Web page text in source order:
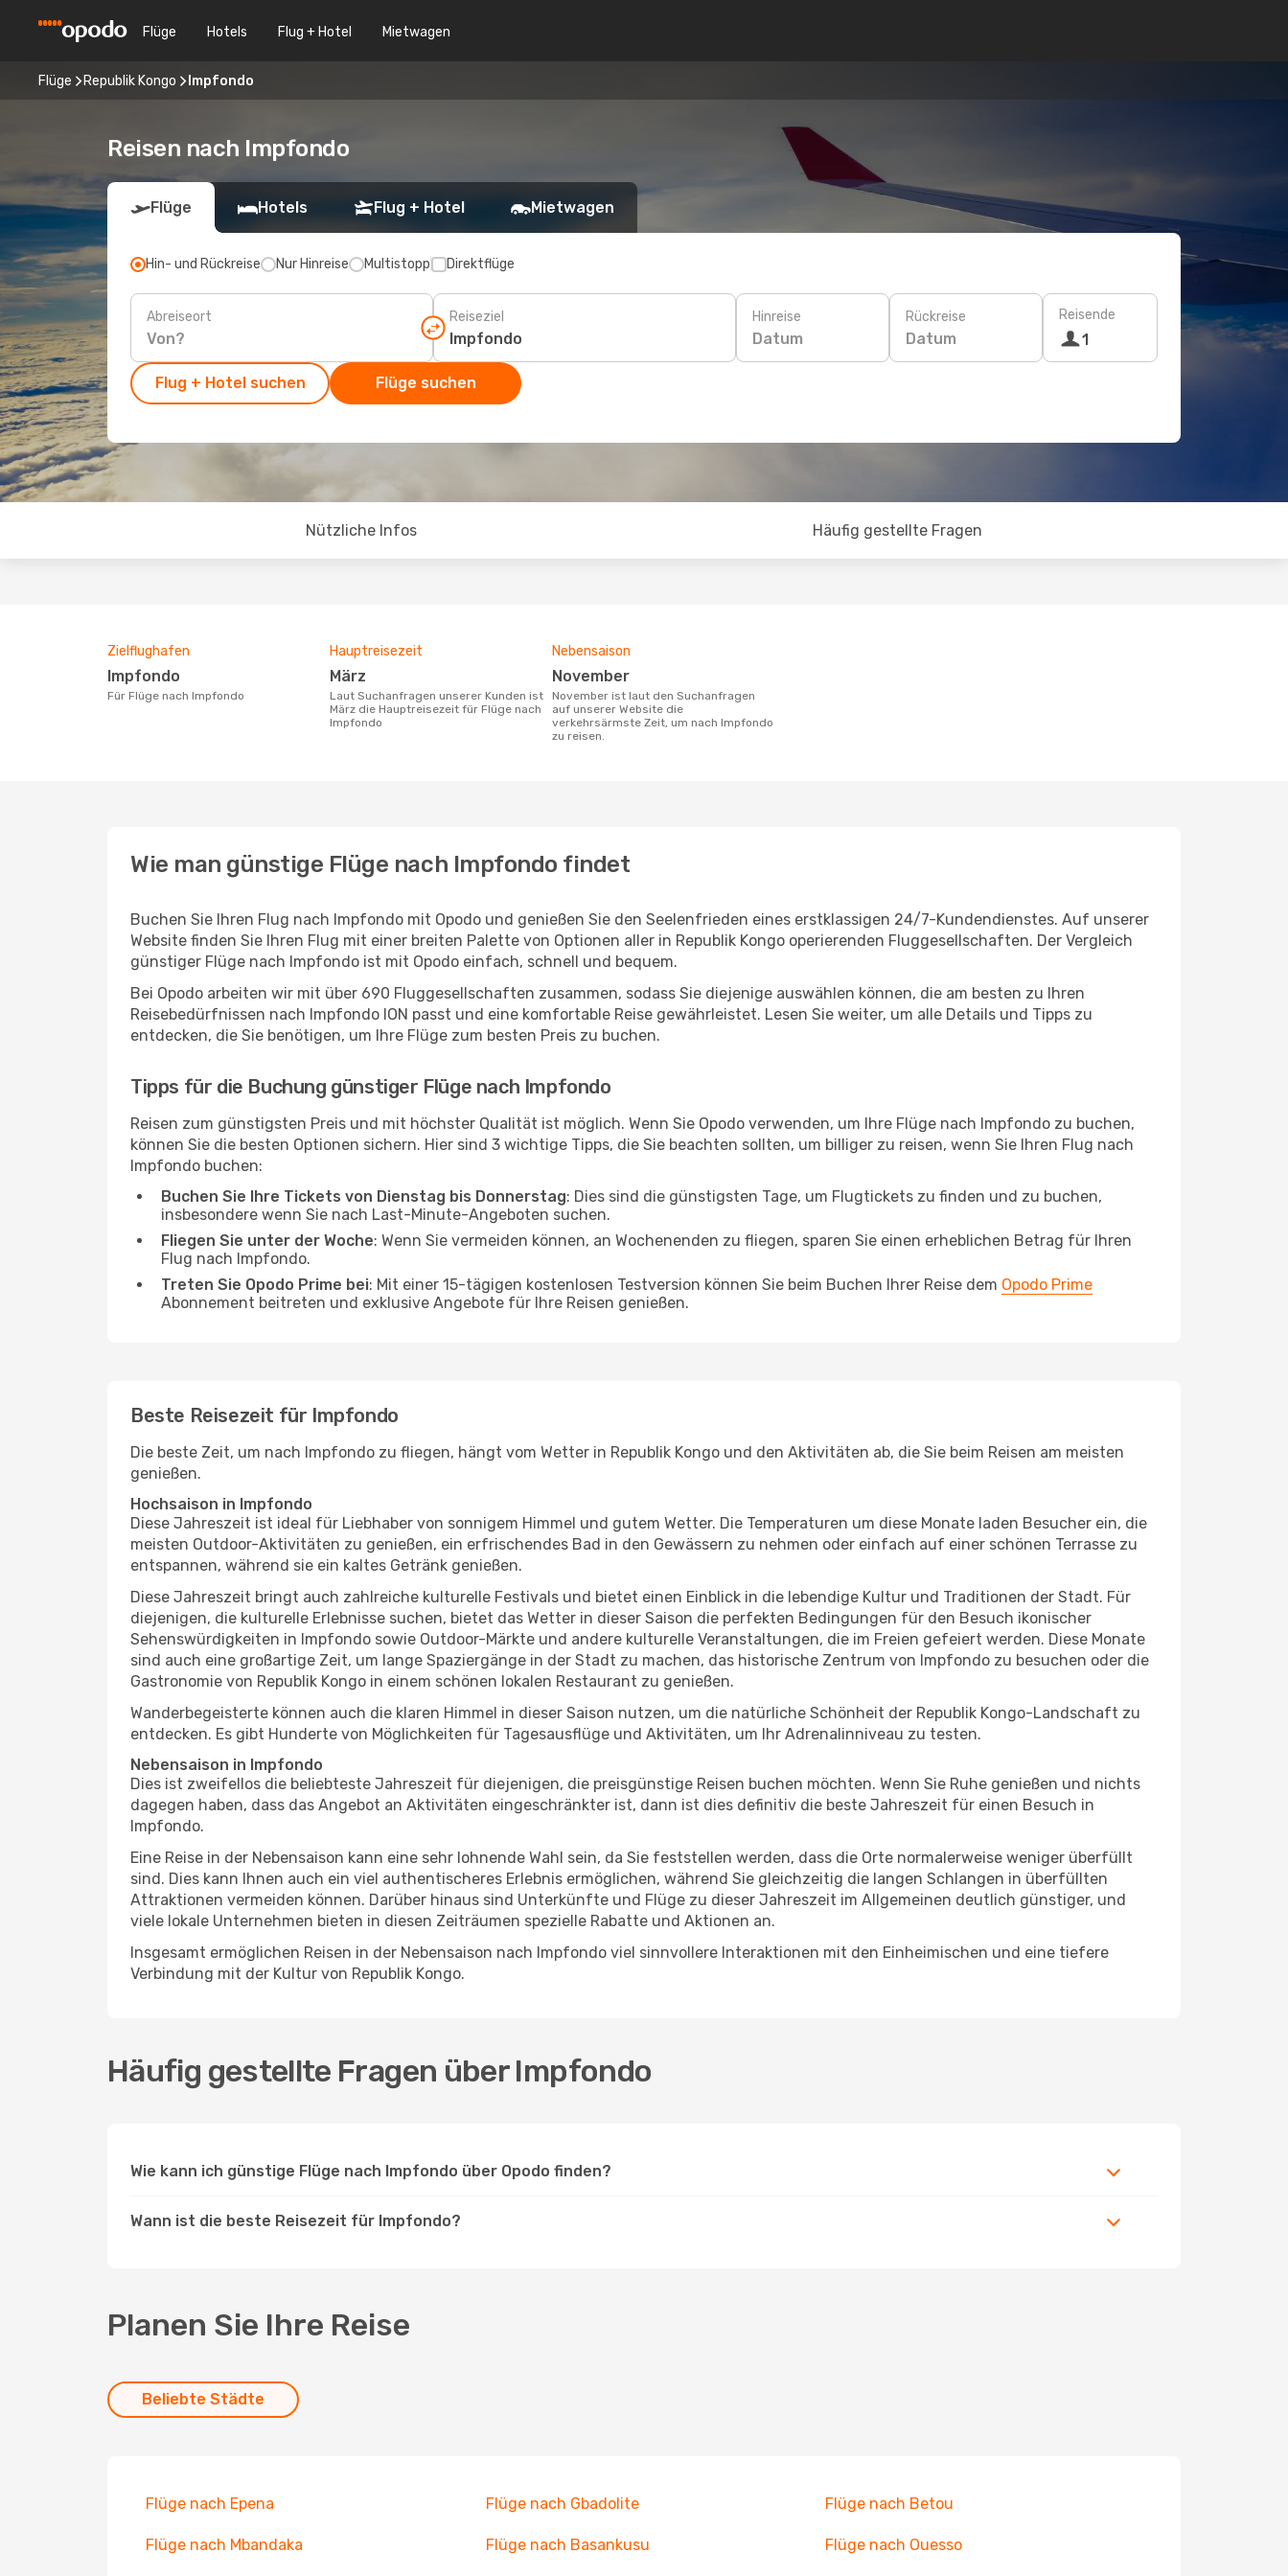
Flüge Hotels Flug + Hotel Mietwagen
Flüge Republik Kongo Impfondo
Reisen nach Impfondo
Flüge Hotels Flug + Hotel Mietwagen
Hin- und Rückreise Nur Hinreise Multistopp Direktflüge
Abreiseort Reiseziel Hinreise
Datum
Rückreise
Datum
Reisende
1
Flug + Hotel suchen Flüge suchen
Nützliche Infos Häufig gestellte Fragen
Zielflughafen
Impfondo
Für Flüge nach Impfondo
Hauptreisezeit
März
Laut Suchanfragen unserer Kunden ist
März die Hauptreisezeit für Flüge nach
Impfondo
Nebensaison
November
November ist laut den Suchanfragen
auf unserer Website die
verkehrsärmste Zeit, um nach Impfondo
zu reisen.
Wie man günstige Flüge nach Impfondo findet
Buchen Sie Ihren Flug nach Impfondo mit Opodo und genießen Sie den Seelenfrieden eines erstklassigen 24/7-Kundendienstes. Auf unserer
Website finden Sie Ihren Flug mit einer breiten Palette von Optionen aller in Republik Kongo operierenden Fluggesellschaften. Der Vergleich
günstiger Flüge nach Impfondo ist mit Opodo einfach, schnell und bequem.
Bei Opodo arbeiten wir mit über 690 Fluggesellschaften zusammen, sodass Sie diejenige auswählen können, die am besten zu Ihren
Reisebedürfnissen nach Impfondo ION passt und eine komfortable Reise gewährleistet. Lesen Sie weiter, um alle Details und Tipps zu
entdecken, die Sie benötigen, um Ihre Flüge zum besten Preis zu buchen.
Tipps für die Buchung günstiger Flüge nach Impfondo
Reisen zum günstigsten Preis und mit höchster Qualität ist möglich. Wenn Sie Opodo verwenden, um Ihre Flüge nach Impfondo zu buchen,
können Sie die besten Optionen sichern. Hier sind 3 wichtige Tipps, die Sie beachten sollten, um billiger zu reisen, wenn Sie Ihren Flug nach
Impfondo buchen:
Buchen Sie Ihre Tickets von Dienstag bis Donnerstag: Dies sind die günstigsten Tage, um Flugtickets zu finden und zu buchen,
insbesondere wenn Sie nach Last-Minute-Angeboten suchen.
Fliegen Sie unter der Woche: Wenn Sie vermeiden können, an Wochenenden zu fliegen, sparen Sie einen erheblichen Betrag für Ihren
Flug nach Impfondo.
Treten Sie Opodo Prime bei: Mit einer 15-tägigen kostenlosen Testversion können Sie beim Buchen Ihrer Reise dem Opodo Prime
Abonnement beitreten und exklusive Angebote für Ihre Reisen genießen.
Beste Reisezeit für Impfondo
Die beste Zeit, um nach Impfondo zu fliegen, hängt vom Wetter in Republik Kongo und den Aktivitäten ab, die Sie beim Reisen am meisten
genießen.
Hochsaison in Impfondo
Diese Jahreszeit ist ideal für Liebhaber von sonnigem Himmel und gutem Wetter. Die Temperaturen um diese Monate laden Besucher ein, die
meisten Outdoor-Aktivitäten zu genießen, ein erfrischendes Bad in den Gewässern zu nehmen oder einfach auf einer schönen Terrasse zu
entspannen, während sie ein kaltes Getränk genießen.
Diese Jahreszeit bringt auch zahlreiche kulturelle Festivals und bietet einen Einblick in die lebendige Kultur und Traditionen der Stadt. Für
diejenigen, die kulturelle Erlebnisse suchen, bietet das Wetter in dieser Saison die perfekten Bedingungen für den Besuch ikonischer
Sehenswürdigkeiten in Impfondo sowie Outdoor-Märkte und andere kulturelle Veranstaltungen, die im Freien gefeiert werden. Diese Monate
sind auch eine großartige Zeit, um lange Spaziergänge in der Stadt zu machen, das historische Zentrum von Impfondo zu besuchen oder die
Gastronomie von Republik Kongo in einem schönen lokalen Restaurant zu genießen.
Wanderbegeisterte können auch die klaren Himmel in dieser Saison nutzen, um die natürliche Schönheit der Republik Kongo-Landschaft zu
entdecken. Es gibt Hunderte von Möglichkeiten für Tagesausflüge und Aktivitäten, um Ihr Adrenalinniveau zu testen.
Nebensaison in Impfondo
Dies ist zweifellos die beliebteste Jahreszeit für diejenigen, die preisgünstige Reisen buchen möchten. Wenn Sie Ruhe genießen und nichts
dagegen haben, dass das Angebot an Aktivitäten eingeschränkter ist, dann ist dies definitiv die beste Jahreszeit für einen Besuch in
Impfondo.
Eine Reise in der Nebensaison kann eine sehr lohnende Wahl sein, da Sie feststellen werden, dass die Orte normalerweise weniger überfüllt
sind. Dies kann Ihnen auch ein viel authentischeres Erlebnis ermöglichen, während Sie gleichzeitig die langen Schlangen in überfüllten
Attraktionen vermeiden können. Darüber hinaus sind Unterkünfte und Flüge zu dieser Jahreszeit im Allgemeinen deutlich günstiger, und
viele lokale Unternehmen bieten in diesen Zeiträumen spezielle Rabatte und Aktionen an.
Insgesamt ermöglichen Reisen in der Nebensaison nach Impfondo viel sinnvollere Interaktionen mit den Einheimischen und eine tiefere
Verbindung mit der Kultur von Republik Kongo.
Häufig gestellte Fragen über Impfondo
Wie kann ich günstige Flüge nach Impfondo über Opodo finden?
Wann ist die beste Reisezeit für Impfondo?
Planen Sie Ihre Reise
Beliebte Städte
Flüge nach Epena Flüge nach Gbadolite Flüge nach Betou
Flüge nach Mbandaka Flüge nach Basankusu Flüge nach Ouesso